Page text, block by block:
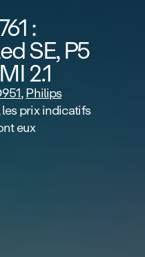
:
SE, P5
2.1
,Philips
les prix indicatifs
eux